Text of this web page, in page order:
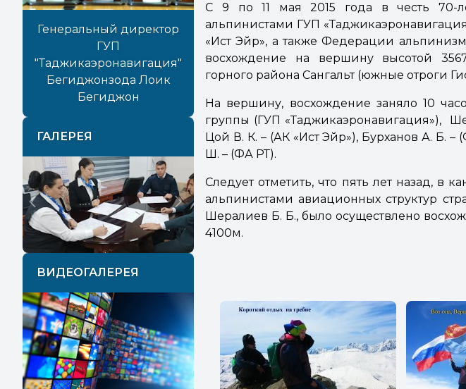
Генеральный директор
ГУП
"Таджикаэронавигация"
Бегиджонзода Лоик
Бегиджон
ГАЛЕРЕЯ
Previous Next
ВИДЕОГАЛЕРЕЯ
С 9 по 11 мая 2015 года в честь 70-
альпинистами ГУП
«Ист Эйр», а также Федерации
восхождение на вершину высотой
горного района Сангальт (южные отроги
На вершину, восхождение заняло 10
группы (ГУП «Таджикаэронавигация»),
Цой В. К. – (АК «Ист Эйр»), Бурханов А. Б.
Ш. – (ФА РТ).
Следует отметить, что пять лет назад, в
альпинистами авиационных структур
Шералиев Б. Б., было осуществлено
4100м.